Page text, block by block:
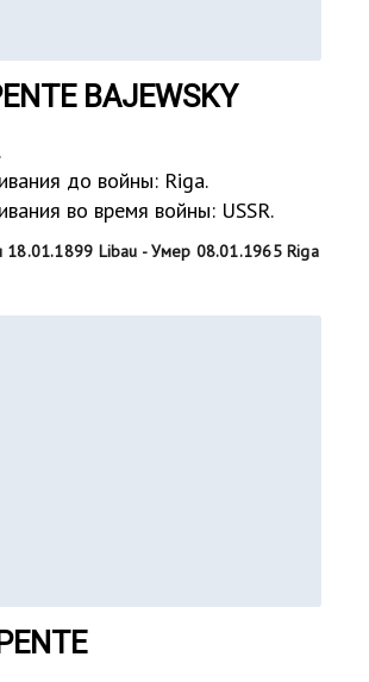
BAJEWSKY
до войны: Riga.
во время войны: USSR.
18.01.1899 Libau - Умер 08.01.1965 Riga